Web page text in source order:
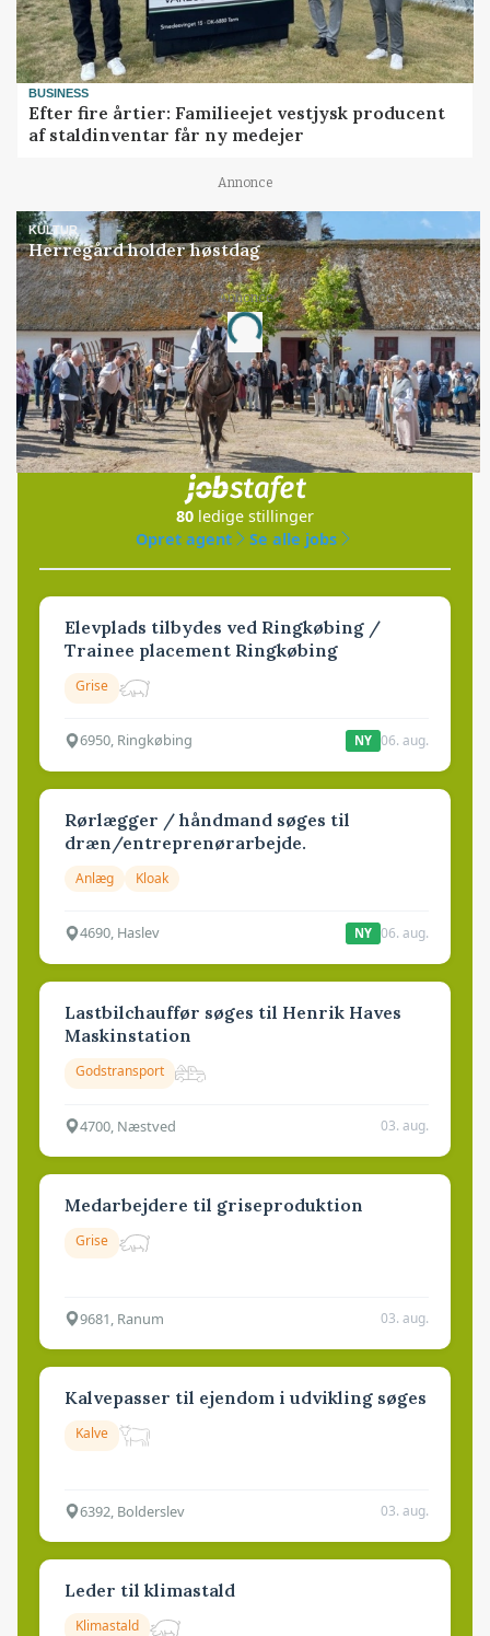
BUSINESS
Efter fire årtier: Familieejet vestjysk producent
af staldinventar får ny medejer
Annonce
KULTUR
Herregård holder høstdag
Annonce
Loading...
Jobs
i samarbejde med
80 ledige stillinger
Opret agent
Se alle jobs
Elevplads tilbydes ved Ringkøbing /
Trainee placement Ringkøbing
Grise
6950, Ringkøbing NY 06. aug.
Rørlægger / håndmand søges til
dræn/entreprenørarbejde.
Anlæg Kloak
4690, Haslev NY 06. aug.
Lastbilchauffør søges til Henrik Haves
Maskinstation
Godstransport
4700, Næstved 03. aug.
Medarbejdere til griseproduktion
Grise
9681, Ranum 03. aug.
Kalvepasser til ejendom i udvikling søges
Kalve
6392, Bolderslev 03. aug.
Leder til klimastald
Klimastald